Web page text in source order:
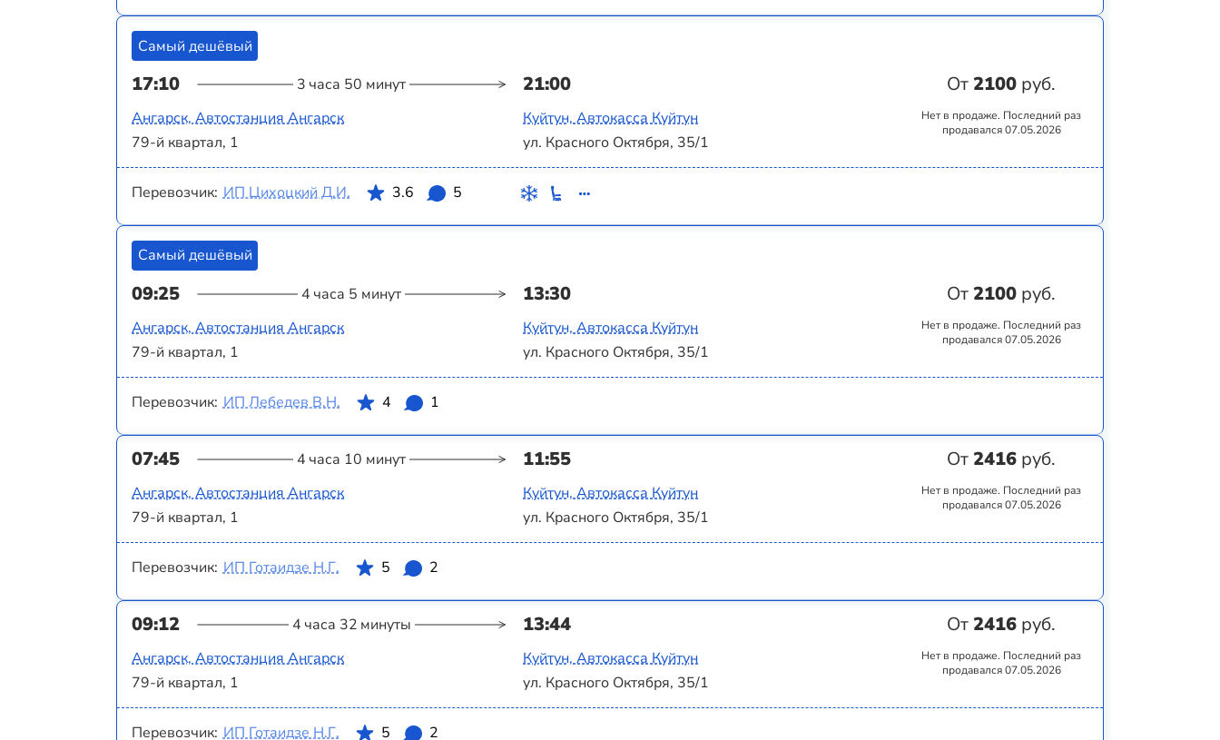
Самый дешёвый
17:10 3 часа 50 минут 21:00 От2100 руб.
Ангарск, Автостанция Ангарск
79-й квартал, 1
Куйтун, Автокасса Куйтун
ул. Красного Октября, 35/1
Нет в продаже. Последний раз
продавался 07.05.2026
Перевозчик: ИП Цихоцкий Д.И. 3.6 5
Самый дешёвый
09:25 4 часа 5 минут 13:30 От2100 руб.
Ангарск, Автостанция Ангарск
79-й квартал, 1
Куйтун, Автокасса Куйтун
ул. Красного Октября, 35/1
Нет в продаже. Последний раз
продавался 07.05.2026
Перевозчик: ИП Лебедев В.Н. 4 1
07:45 4 часа 10 минут 11:55 От2416 руб.
Ангарск, Автостанция Ангарск
79-й квартал, 1
Куйтун, Автокасса Куйтун
ул. Красного Октября, 35/1
Нет в продаже. Последний раз
продавался 07.05.2026
Перевозчик: ИП Готаидзе Н.Г. 5 2
09:12 4 часа 32 минуты 13:44 От2416 руб.
Ангарск, Автостанция Ангарск
79-й квартал, 1
Куйтун, Автокасса Куйтун
ул. Красного Октября, 35/1
Нет в продаже. Последний раз
продавался 07.05.2026
Перевозчик: ИП Готаидзе Н.Г. 5 2